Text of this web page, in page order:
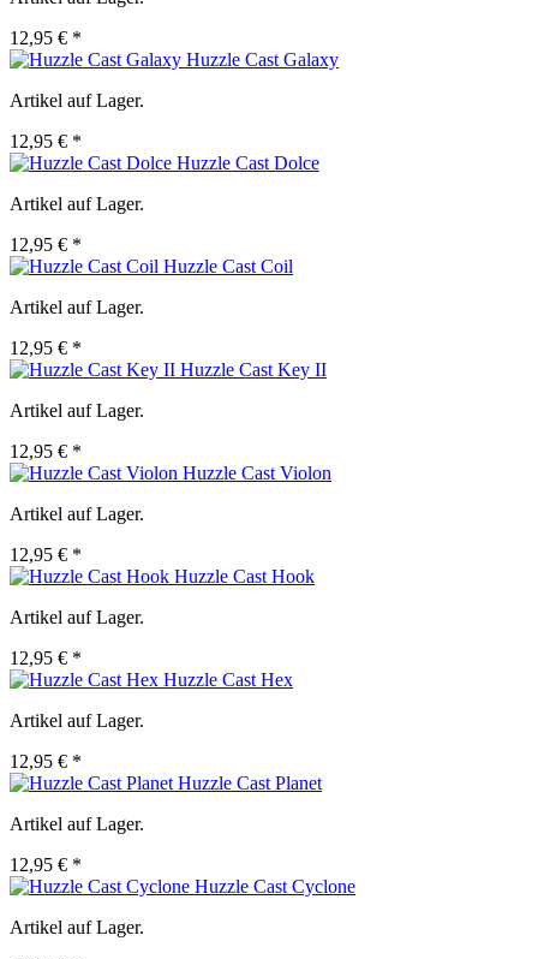
12,95 € *
Huzzle Cast Galaxy
Artikel auf Lager.
12,95 € *
Huzzle Cast Dolce
Artikel auf Lager.
12,95 € *
Huzzle Cast Coil
Artikel auf Lager.
12,95 € *
Huzzle Cast Key II
Artikel auf Lager.
12,95 € *
Huzzle Cast Violon
Artikel auf Lager.
12,95 € *
Huzzle Cast Hook
Artikel auf Lager.
12,95 € *
Huzzle Cast Hex
Artikel auf Lager.
12,95 € *
Huzzle Cast Planet
Artikel auf Lager.
12,95 € *
Huzzle Cast Cyclone
Artikel auf Lager.